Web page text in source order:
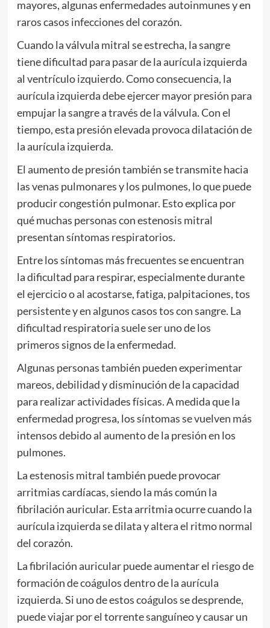
mayores, algunas enfermedades autoinmunes y en
raros casos infecciones del corazón.
Cuando la válvula mitral se estrecha, la sangre
tiene dificultad para pasar de la aurícula izquierda
al ventrículo izquierdo. Como consecuencia, la
aurícula izquierda debe ejercer mayor presión para
empujar la sangre a través de la válvula. Con el
tiempo, esta presión elevada provoca dilatación de
la aurícula izquierda.
El aumento de presión también se transmite hacia
las venas pulmonares y los pulmones, lo que puede
producir congestión pulmonar. Esto explica por
qué muchas personas con estenosis mitral
presentan síntomas respiratorios.
Entre los síntomas más frecuentes se encuentran
la dificultad para respirar, especialmente durante
el ejercicio o al acostarse, fatiga, palpitaciones, tos
persistente y en algunos casos tos con sangre. La
dificultad respiratoria suele ser uno de los
primeros signos de la enfermedad.
Algunas personas también pueden experimentar
mareos, debilidad y disminución de la capacidad
para realizar actividades físicas. A medida que la
enfermedad progresa, los síntomas se vuelven más
intensos debido al aumento de la presión en los
pulmones.
La estenosis mitral también puede provocar
arritmias cardíacas, siendo la más común la
fibrilación auricular. Esta arritmia ocurre cuando la
aurícula izquierda se dilata y altera el ritmo normal
del corazón.
La fibrilación auricular puede aumentar el riesgo de
formación de coágulos dentro de la aurícula
izquierda. Si uno de estos coágulos se desprende,
puede viajar por el torrente sanguíneo y causar un